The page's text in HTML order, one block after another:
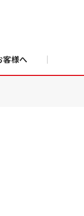
客様へ